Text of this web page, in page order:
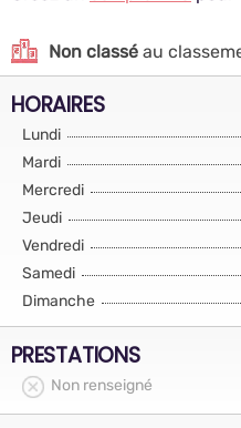
Non classé au
HORAIRES
Lundi
Mardi
Mercredi
Jeudi
Vendredi
Samedi
Dimanche
PRESTATIONS
Non renseigné